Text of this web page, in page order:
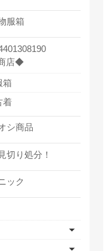
服箱
店◆
箱
着
シ商品
切り処分！
ック